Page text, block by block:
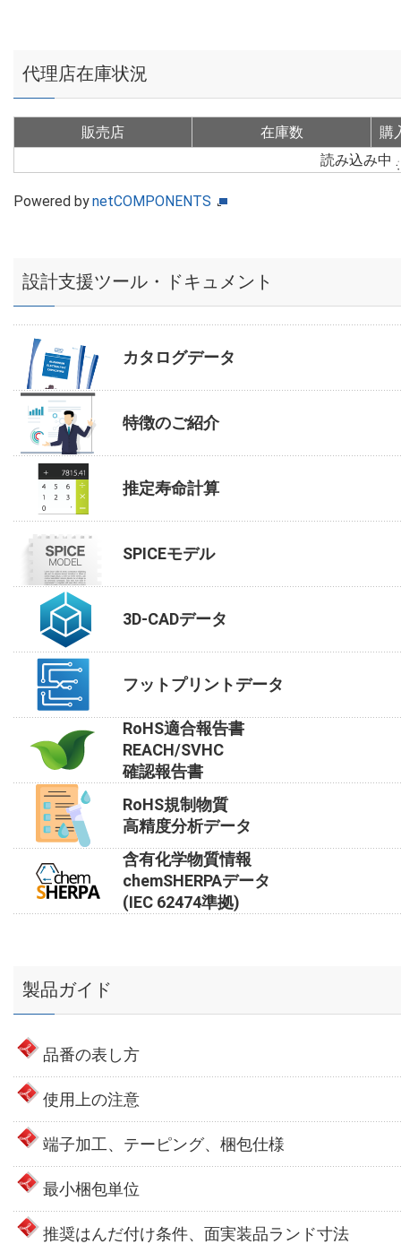
代理店在庫状況
販売店 在庫数
購
読み込み中
Powered bynetCOMPONENTS
設計支援ツール・ドキュメント
カタログデータ
特徴のご紹介
推定寿命計算
SPICEモデル
3D-CADデータ
フットプリントデータ
RoHS適合報告書
REACH/SVHC
確認報告書
RoHS規制物質
高精度分析データ
含有化学物質情報
chemSHERPAデータ
(IEC 62474準拠)
製品ガイド
品番の表し方
使用上の注意
端子加工、テーピング、梱包仕様
最小梱包単位
推奨はんだ付け条件、面実装品ランド寸法